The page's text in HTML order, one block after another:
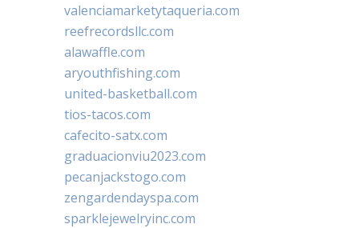
valenciamarketytaqueria.com
reefrecordsllc.com
alawaffle.com
aryouthfishing.com
united-basketball.com
tios-tacos.com
cafecito-satx.com
graduacionviu2023.com
pecanjackstogo.com
zengardendayspa.com
sparklejewelryinc.com